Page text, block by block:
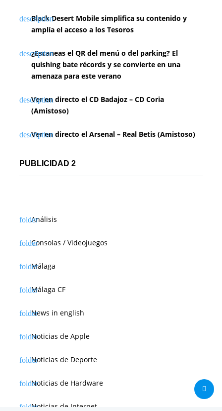
Black Desert Mobile simplifica su contenido y
amplía el acceso a los Tesoros
¿Escaneas el QR del menú o del parking? El
quishing bate récords y se convierte en una
amenaza para este verano
Ver en directo el CD Badajoz – CD Coria
(Amistoso)
Ver en directo el Arsenal – Real Betis (Amistoso)
PUBLICIDAD 2
Análisis
Consolas / Videojuegos
Málaga
Málaga CF
News in english
Noticias de Apple
Noticias de Deporte
Noticias de Hardware
Noticias de Internet